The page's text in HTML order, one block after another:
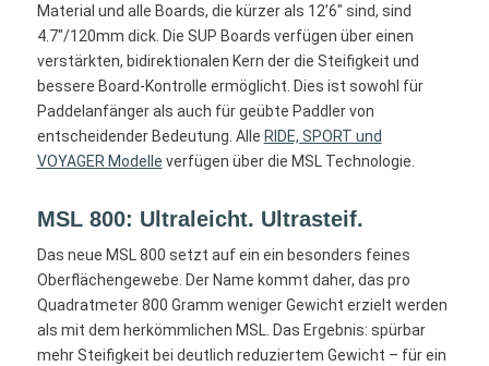
Material und alle Boards, die kürzer als 12’6″ sind, sind
4.7″/120mm dick. Die SUP Boards verfügen über einen
verstärkten, bidirektionalen Kern der die Steifigkeit und
bessere Board-Kontrolle ermöglicht. Dies ist sowohl für
Paddelanfänger als auch für geübte Paddler von
entscheidender Bedeutung. Alle RIDE, SPORT und
VOYAGER Modelle verfügen über die MSL Technologie.
MSL 800: Ultraleicht. Ultrasteif.
Das neue MSL 800 setzt auf ein ein besonders feines
Oberflächengewebe. Der Name kommt daher, das pro
Quadratmeter 800 Gramm weniger Gewicht erzielt werden
als mit dem herkömmlichen MSL. Das Ergebnis: spürbar
mehr Steifigkeit bei deutlich reduziertem Gewicht – für ein